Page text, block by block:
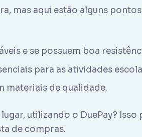
mas aqui estão alguns
e se possuem boa
para as atividades
materiais de qualidade.
utilizando o DuePay?
de compras.